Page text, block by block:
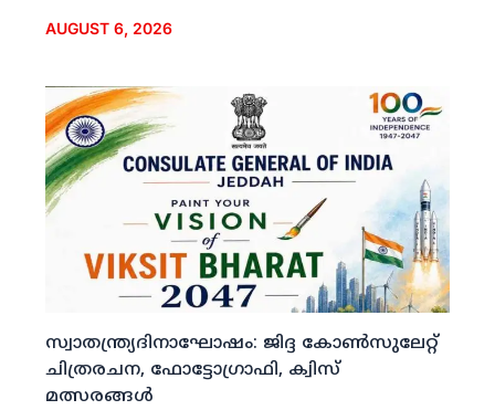
AUGUST 6, 2026
സ്വാതന്ത്ര്യദിനാഘോഷം: ജിദ്ദ കോണ്‍സുലേറ്റ്
ചിത്രരചന, ഫോട്ടോഗ്രാഫി, ക്വിസ്
മത്സരങ്ങള്‍